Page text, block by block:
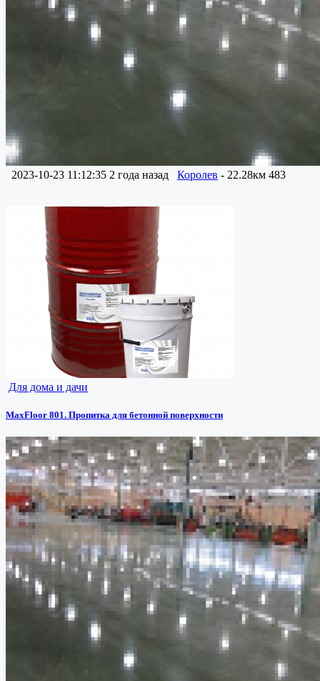
2023-10-23 11:12:35 2 года назад Королев - 22.28км 483
Для дома и дачи
MaxFloor 801. Пропитка для бетонной поверхности